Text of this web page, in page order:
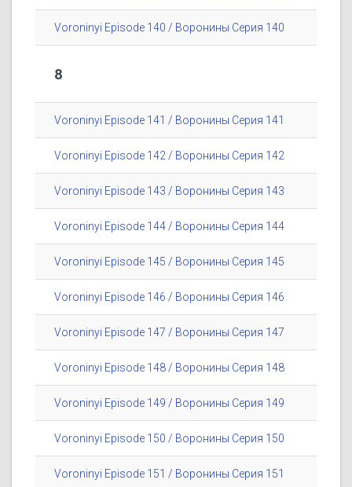
Voroninyi Episode 140 / Воронины Серия 140
8
Voroninyi Episode 141 / Воронины Серия 141
Voroninyi Episode 142 / Воронины Серия 142
Voroninyi Episode 143 / Воронины Серия 143
Voroninyi Episode 144 / Воронины Серия 144
Voroninyi Episode 145 / Воронины Серия 145
Voroninyi Episode 146 / Воронины Серия 146
Voroninyi Episode 147 / Воронины Серия 147
Voroninyi Episode 148 / Воронины Серия 148
Voroninyi Episode 149 / Воронины Серия 149
Voroninyi Episode 150 / Воронины Серия 150
Voroninyi Episode 151 / Воронины Серия 151